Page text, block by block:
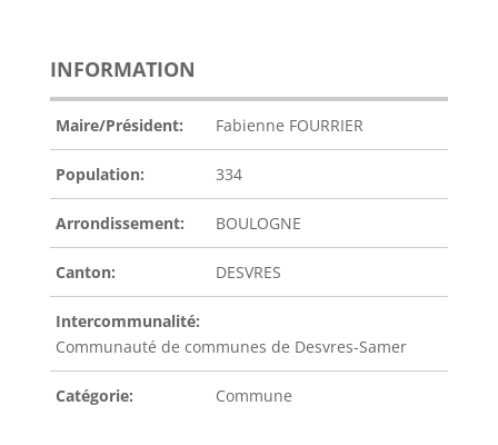
INFORMATION
Maire/Président: Fabienne FOURRIER
Population: 334
Arrondissement: BOULOGNE
Canton: DESVRES
Intercommunalité:
Communauté de communes de Desvres-Samer
Catégorie: Commune